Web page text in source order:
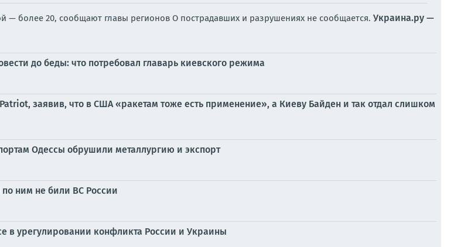
более 20, сообщают главы регионов О пострадавших и разрушениях не сообщается. Украина.ру —
до беды: что потребовал главарь киевского режима
заявив, что в США «ракетам тоже есть применение», а Киеву Байден и так отдал слишком
Одессы обрушили металлургию и экспорт
ним не били ВС России
в урегулировании конфликта России и Украины